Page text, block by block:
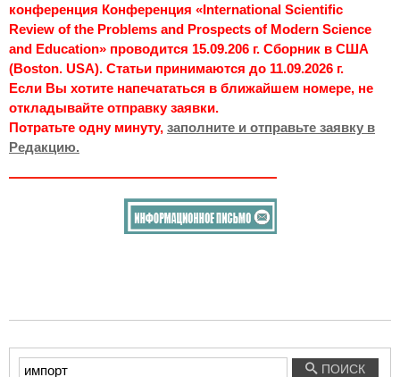
конференция Конференция «International Scientific
Review of the Problems and Prospects of Modern Science
and Education» проводится 15.09.206 г. Сборник в США
(Boston. USA). Статьи принимаются до 11.09.2026 г.
Если Вы хотите напечататься в ближайшем номере, не
откладывайте отправку заявки.
Потратьте одну минуту, заполните и отправьте заявку в
Редакцию.
Введите
ПОИСК